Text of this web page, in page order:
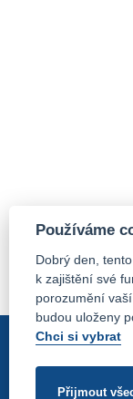
Používáme
Dobrý den,
k zajištění své
porozumění
budou uloženy
Chci si vybrat
Přijmout